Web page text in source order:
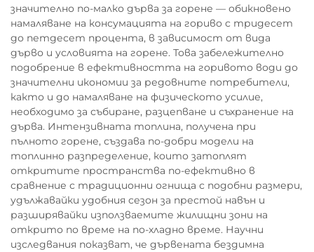
значително по-малко дърва за горене — обикновено
намаляване на консумацията на гориво с тридесет
до петдесет процента, в зависимост от вида
дърво и условията на горене. Това забележително
подобрение в ефективността на горивото води до
значителни икономии за редовните потребители,
както и до намаляване на физическото усилие,
необходимо за събиране, разцепване и съхранение на
дърва. Интензивната топлина, получена при
пълното горене, създава по-добри модели на
топлинно разпределение, които затоплят
откритите пространства по-ефективно в
сравнение с традиционни огнища с подобни размери,
удължавайки удобния сезон за престой навън и
разширявайки използваемите жилищни зони на
открито по време на по-хладно време. Научни
изследвания показват, че дървената бездимна